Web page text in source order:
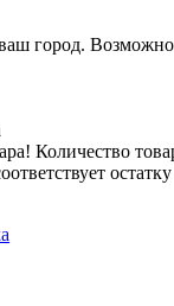
город.
Количество